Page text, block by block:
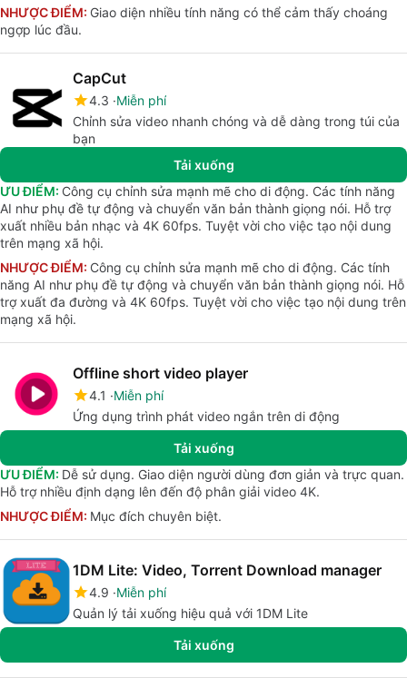
NHƯỢC ĐIỂM: Giao diện nhiều tính năng có thể cảm thấy choáng
ngợp lúc đầu.
CapCut
4.3 Miễn phí
Chỉnh sửa video nhanh chóng và dễ dàng trong túi của
bạn
Tải xuống
ƯU ĐIỂM: Công cụ chỉnh sửa mạnh mẽ cho di động. Các tính năng
AI như phụ đề tự động và chuyển văn bản thành giọng nói. Hỗ trợ
xuất nhiều bản nhạc và 4K 60fps. Tuyệt vời cho việc tạo nội dung
trên mạng xã hội.
NHƯỢC ĐIỂM: Công cụ chỉnh sửa mạnh mẽ cho di động. Các tính
năng AI như phụ đề tự động và chuyển văn bản thành giọng nói. Hỗ
trợ xuất đa đường và 4K 60fps. Tuyệt vời cho việc tạo nội dung trên
mạng xã hội.
Offline short video player
4.1
Miễn phí
Ứng dụng trình phát video ngắn trên di động
Tải xuống
ƯU ĐIỂM: Dễ sử dụng. Giao diện người dùng đơn giản và trực quan.
Hỗ trợ nhiều định dạng lên đến độ phân giải video 4K.
NHƯỢC ĐIỂM: Mục đích chuyên biệt.
1DM Lite: Video, Torrent Download manager
4.9 Miễn phí
Quản lý tải xuống hiệu quả với 1DM Lite
Tải xuống